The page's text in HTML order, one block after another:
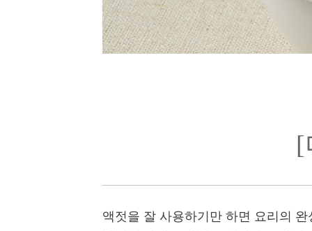
[
액젓을 잘 사용하기만 하면 요리의